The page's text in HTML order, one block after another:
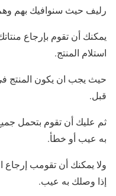
رليف حيث سنوافيك بهم
استلام المنتج.
حيث يجب ان يكون المنتج
قبل.
ثم عليك أن تقوم بتحمل
به عيب أو خطأ.
ولا يمكنك أن تقومب إرجاع
إذا وصلك به عيب.